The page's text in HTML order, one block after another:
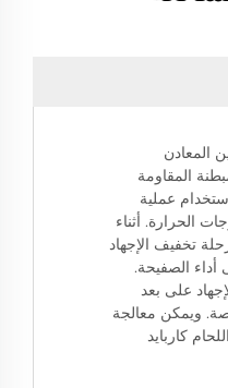
المعادن
المقاومة
عملية
الحرارة. أثناء
تخفيف الإجهاد
أداء الصفيحة.
على بعد
بين 3/4 بوصة إلى 2 بوصة. ويمكن معالجة
كاربايد